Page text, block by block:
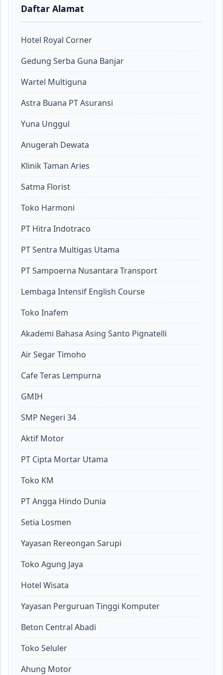
Daftar Alamat
Hotel Royal Corner
Gedung Serba Guna Banjar
Wartel Multiguna
Astra Buana PT Asuransi
Yuna Unggul
Anugerah Dewata
Klinik Taman Aries
Satma Florist
Toko Harmoni
PT Hitra Indotraco
PT Sentra Multigas Utama
PT Sampoerna Nusantara Transport
Lembaga Intensif English Course
Toko Inafem
Akademi Bahasa Asing Santo Pignatelli
Air Segar Timoho
Cafe Teras Lempurna
GMIH
SMP Negeri 34
Aktif Motor
PT Cipta Mortar Utama
Toko KM
PT Angga Hindo Dunia
Setia Losmen
Yayasan Rereongan Sarupi
Toko Agung Jaya
Hotel Wisata
Yayasan Perguruan Tinggi Komputer
Beton Central Abadi
Toko Seluler
Ahung Motor